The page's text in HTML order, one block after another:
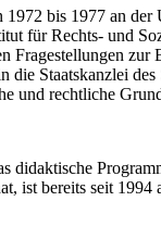
bis 1977 an
für Rechts- und
Fragestellungen
Staatskanzlei
und rechtliche
didaktische
ist bereits seit